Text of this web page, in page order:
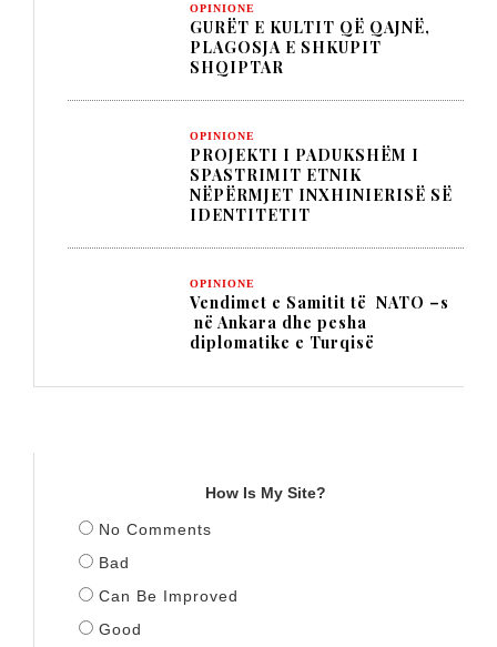
OPINIONE
GURËT E KULTIT QË QAJNË,
PLAGOSJA E SHKUPIT
SHQIPTAR
OPINIONE
PROJEKTI I PADUKSHËM I
SPASTRIMIT ETNIK
NËPËRMJET INXHINIERISË SË
IDENTITETIT
OPINIONE
Vendimet e Samitit të NATO –s
në Ankara dhe pesha
diplomatike e Turqisë
How Is My Site?
No Comments
Bad
Can Be Improved
Good